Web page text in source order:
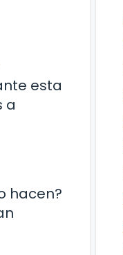
esta
a
hacen?